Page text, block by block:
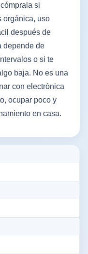
si
orgánica, uso
después de
depende de
o si te
baja. No es una
con electrónica
ocupar poco y
en casa.